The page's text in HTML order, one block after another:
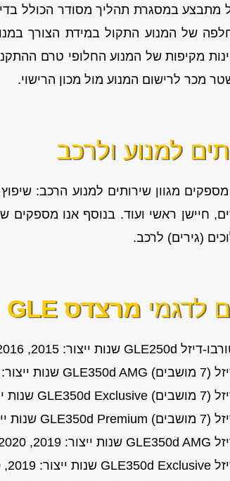
מתבצע במסגרת תהליך מסודר הכולל
של המנוע התקול במידת הצורך
מקיפות של המנוע החלופי טרם
מכר לרישום המנוע מול מכון הרישוי.
למנוע ולרכב
מגוון שירותים למנוע הרכב:
(גירים) לרכב.
לדגמי מרצדס GLE